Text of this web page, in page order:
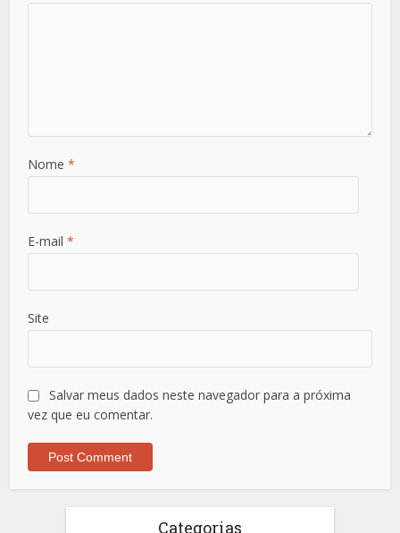
Nome*
E-mail*
Site
Salvar meus dados neste navegador para a próxima
vez que eu comentar.
Categorias